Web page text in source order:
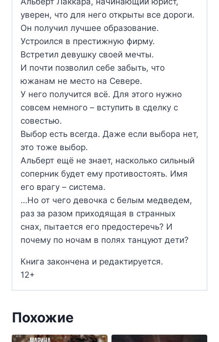
уверен, что для него открыты все дороги.
Он получил лучшее образование.
Устроился в престижную фирму.
Встретил девушку своей мечты.
И почти позволил себе забыть, что
южанам не место на Севере.
У него получится всё. Для этого нужно
совсем немного – вступить в сделку с
совестью.
Выбор есть всегда. Даже если выбора нет,
это тоже выбор.
Альберт ещё не знает, насколько сильный
соперник будет ему противостоять. Имя
его врагу – система.
…Но от чего девочка с белым медведем,
раз за разом приходящая в странных
снах, пытается его предостеречь? И
почему по ночам в полях танцуют дети?
Книга закончена и редактируется.
12+
Похожие